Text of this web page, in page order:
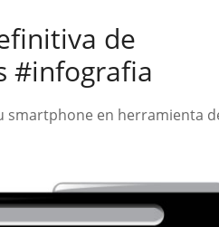
de
#infografia
smartphone en herramienta